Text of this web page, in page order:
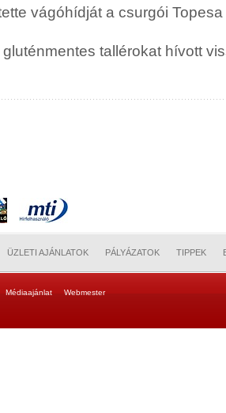
vágóhídját a csurgói
tallérokat hívott
ÜZLETI AJÁNLATOK PÁLYÁZATOK TIPPEK
Médiaajánlat Webmester